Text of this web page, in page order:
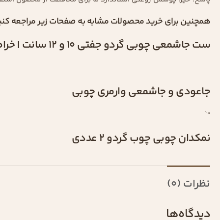
همچنین برای خرید محصولات مشابه به صفحات زیر مراجعه
ست جاشمعی چوبی گردو جفتی 10 و 12 سانت | خراطی دستی | شمعدان دکوری مینیمال رزیک وود
جاعودی و جاشمعی وارمری چوبی
“`
نمکدان چوبی چوب گردو 2 عددی
نظرات (0)
دیدگاه‌ها